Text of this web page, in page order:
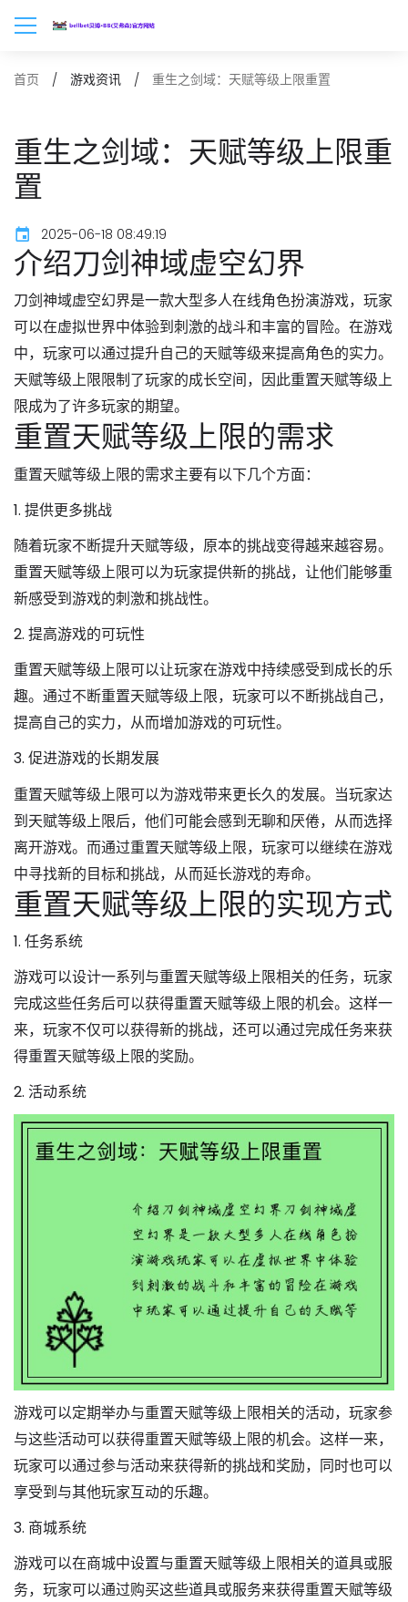
首页 游戏资讯 重生之剑域：天赋等级上限重置
重生之剑域：天赋等级上限重
置
2025-06-18 08:49:19
介绍刀剑神域虚空幻界
刀剑神域虚空幻界是一款大型多人在线角色扮演游戏，玩家
可以在虚拟世界中体验到刺激的战斗和丰富的冒险。在游戏
中，玩家可以通过提升自己的天赋等级来提高角色的实力。
天赋等级上限限制了玩家的成长空间，因此重置天赋等级上
限成为了许多玩家的期望。
重置天赋等级上限的需求
重置天赋等级上限的需求主要有以下几个方面：
1. 提供更多挑战
随着玩家不断提升天赋等级，原本的挑战变得越来越容易。
重置天赋等级上限可以为玩家提供新的挑战，让他们能够重
新感受到游戏的刺激和挑战性。
2. 提高游戏的可玩性
重置天赋等级上限可以让玩家在游戏中持续感受到成长的乐
趣。通过不断重置天赋等级上限，玩家可以不断挑战自己，
提高自己的实力，从而增加游戏的可玩性。
3. 促进游戏的长期发展
重置天赋等级上限可以为游戏带来更长久的发展。当玩家达
到天赋等级上限后，他们可能会感到无聊和厌倦，从而选择
离开游戏。而通过重置天赋等级上限，玩家可以继续在游戏
中寻找新的目标和挑战，从而延长游戏的寿命。
重置天赋等级上限的实现方式
1. 任务系统
游戏可以设计一系列与重置天赋等级上限相关的任务，玩家
完成这些任务后可以获得重置天赋等级上限的机会。这样一
来，玩家不仅可以获得新的挑战，还可以通过完成任务来获
得重置天赋等级上限的奖励。
2. 活动系统
游戏可以定期举办与重置天赋等级上限相关的活动，玩家参
与这些活动可以获得重置天赋等级上限的机会。这样一来，
玩家可以通过参与活动来获得新的挑战和奖励，同时也可以
享受到与其他玩家互动的乐趣。
3. 商城系统
游戏可以在商城中设置与重置天赋等级上限相关的道具或服
务，玩家可以通过购买这些道具或服务来获得重置天赋等级